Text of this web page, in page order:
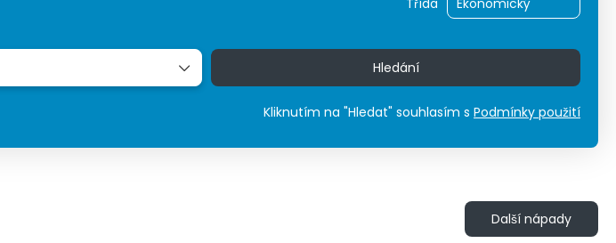
Hledání
Kliknutím na "Hledat" souhlasím s Podmínky použití
Další nápady